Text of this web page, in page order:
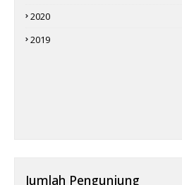
2020
2019
Jumlah Pengunjung